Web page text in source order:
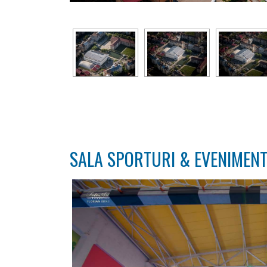
SALA SPORTURI &